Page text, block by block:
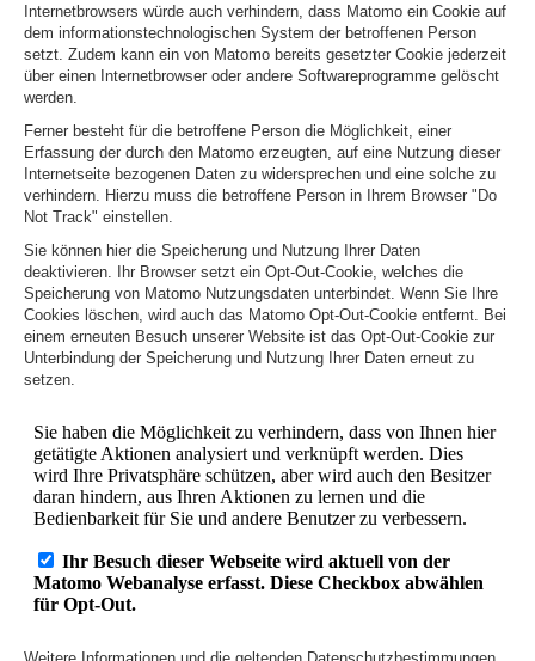
Internetbrowsers würde auch verhindern, dass Matomo ein Cookie auf
dem informationstechnologischen System der betroffenen Person
setzt. Zudem kann ein von Matomo bereits gesetzter Cookie jederzeit
über einen Internetbrowser oder andere Softwareprogramme gelöscht
werden.
Ferner besteht für die betroffene Person die Möglichkeit, einer
Erfassung der durch den Matomo erzeugten, auf eine Nutzung dieser
Internetseite bezogenen Daten zu widersprechen und eine solche zu
verhindern. Hierzu muss die betroffene Person in Ihrem Browser "Do
Not Track" einstellen.
Sie können hier die Speicherung und Nutzung Ihrer Daten
deaktivieren. Ihr Browser setzt ein Opt-Out-Cookie, welches die
Speicherung von Matomo Nutzungsdaten unterbindet. Wenn Sie Ihre
Cookies löschen, wird auch das Matomo Opt-Out-Cookie entfernt. Bei
einem erneuten Besuch unserer Website ist das Opt-Out-Cookie zur
Unterbindung der Speicherung und Nutzung Ihrer Daten erneut zu
setzen.